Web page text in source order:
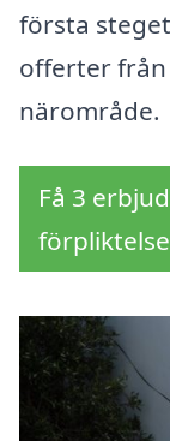
första
offerter
närområde.
Få 3